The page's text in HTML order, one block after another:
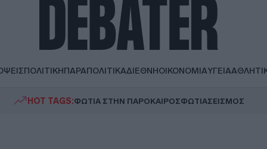
ΠΟΛΙΤΙΚΗΠΑΡΑΠΟΛΙΤΙΚΑΔΙΕΘΝΗΟΙΚΟΝΟΜΙΑΥΓΕΙΑ
HOT TAGS:ΦΩΤΙΑ ΣΤΗΝ ΠΑΡΟΚΑΙΡΟΣΦΩΤΙΑΣΕΙΣΜΟΣ